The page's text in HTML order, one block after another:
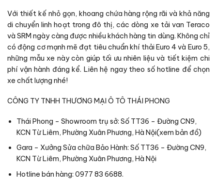
Với thiết kế nhỏ gọn, khoang chứa hàng rộng rãi và khả năng
di chuyển linh hoạt trong đô thị, các dòng xe tải van Teraco
và SRM ngày càng được nhiều khách hàng tin dùng. Không chỉ
có động cơ mạnh mẽ đạt tiêu chuẩn khí thải Euro 4 và Euro 5,
những mẫu xe này còn giúp tối ưu nhiên liệu và tiết kiệm chi
phí vận hành đáng kể. Liên hệ ngay theo số hotline để chọn
xe chất lượng nhé!
CÔNG TY TNHH THƯƠNG MẠI Ô TÔ THÁI PHONG
Thái Phong – Showroom trụ sở: Số TT36 – Đường CN9,
KCN Từ Liêm, Phường Xuân Phương, Hà Nội(xem bản đồ)
Gara – Xưởng Sửa chữa Bảo Hành: Số TT36 – Đường CN9,
KCN Từ Liêm, Phường Xuân Phương, Hà Nội
Hotline bán hàng: 0977 83 6688.